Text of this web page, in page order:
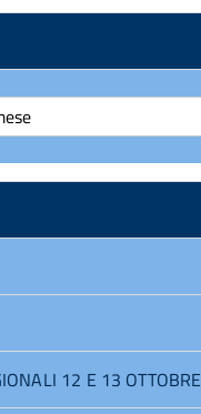
12 E 13 OTTOBRE